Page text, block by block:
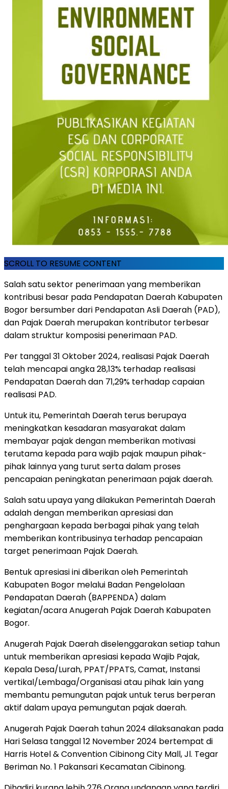
SCROLL TO RESUME CONTENT
Salah satu sektor penerimaan yang memberikan
kontribusi besar pada Pendapatan Daerah Kabupaten
Bogor bersumber dari Pendapatan Asli Daerah (PAD),
dan Pajak Daerah merupakan kontributor terbesar
dalam struktur komposisi penerimaan PAD.
Per tanggal 31 Oktober 2024, realisasi Pajak Daerah
telah mencapai angka 28,13% terhadap realisasi
Pendapatan Daerah dan 71,29% terhadap capaian
realisasi PAD.
Untuk itu, Pemerintah Daerah terus berupaya
meningkatkan kesadaran masyarakat dalam
membayar pajak dengan memberikan motivasi
terutama kepada para wajib pajak maupun pihak-
pihak lainnya yang turut serta dalam proses
pencapaian peningkatan penerimaan pajak daerah.
Salah satu upaya yang dilakukan Pemerintah Daerah
adalah dengan memberikan apresiasi dan
penghargaan kepada berbagai pihak yang telah
memberikan kontribusinya terhadap pencapaian
target penerimaan Pajak Daerah.
Bentuk apresiasi ini diberikan oleh Pemerintah
Kabupaten Bogor melalui Badan Pengelolaan
Pendapatan Daerah (BAPPENDA) dalam
kegiatan/acara Anugerah Pajak Daerah Kabupaten
Bogor.
Anugerah Pajak Daerah diselenggarakan setiap tahun
untuk memberikan apresiasi kepada Wajib Pajak,
Kepala Desa/Lurah, PPAT/PPATS, Camat, Instansi
vertikal/Lembaga/Organisasi atau pihak lain yang
membantu pemungutan pajak untuk terus berperan
aktif dalam upaya pemungutan pajak daerah.
Anugerah Pajak Daerah tahun 2024 dilaksanakan pada
Hari Selasa tanggal 12 November 2024 bertempat di
Harris Hotel & Convention Cibinong City Mall, Jl. Tegar
Beriman No. 1 Pakansari Kecamatan Cibinong.